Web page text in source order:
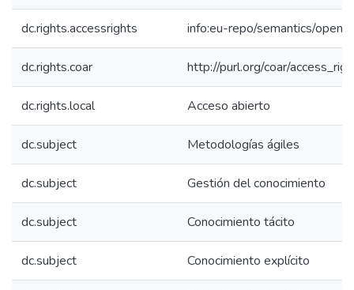
dc.rights.accessrights info:eu-repo/semantics/
dc.rights.coar http://purl.org/coar/
dc.rights.local Acceso abierto
dc.subject Metodologías ágiles
dc.subject Gestión del conocimiento
dc.subject Conocimiento tácito
dc.subject Conocimiento explícito